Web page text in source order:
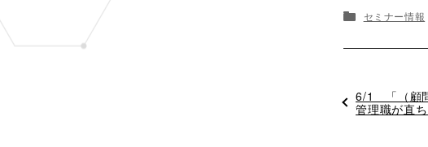
セミナー情報
過
去
6/1 「（顧
管理職が直